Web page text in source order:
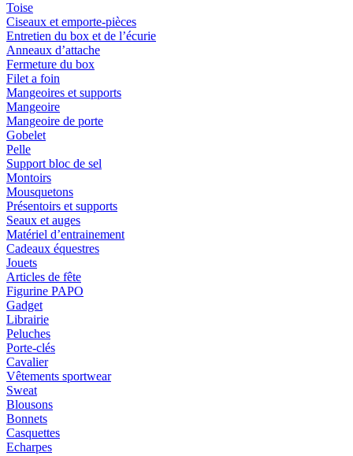
Toise
Ciseaux et emporte-pièces
Entretien du box et de l’écurie
Anneaux d’attache
Fermeture du box
Filet a foin
Mangeoires et supports
Mangeoire
Mangeoire de porte
Gobelet
Pelle
Support bloc de sel
Montoirs
Mousquetons
Présentoirs et supports
Seaux et auges
Matériel d’entrainement
Cadeaux équestres
Jouets
Articles de fête
Figurine PAPO
Gadget
Librairie
Peluches
Porte-clés
Cavalier
Vêtements sportwear
Sweat
Blousons
Bonnets
Casquettes
Echarpes